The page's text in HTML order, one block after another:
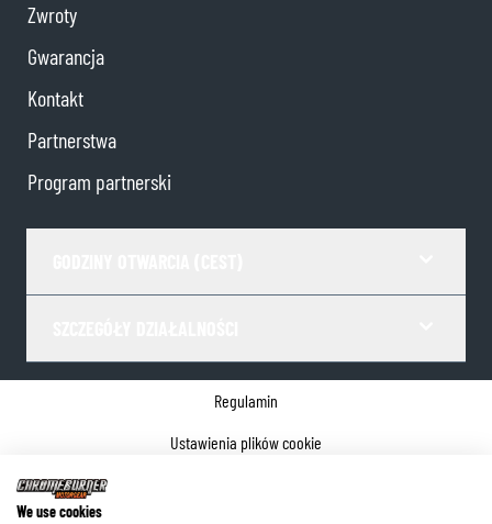
Zwroty
Gwarancja
Kontakt
Partnerstwa
Program partnerski
Regulamin
Ustawienia plików cookie
We use cookies